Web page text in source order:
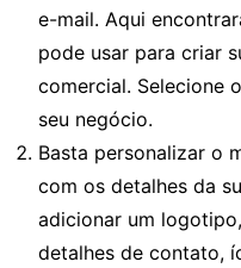
e-mail. Aqui
pode usar para criar
comercial. Selecione
seu negócio.
Basta personalizar o
com os detalhes da
adicionar um
detalhes de contato,